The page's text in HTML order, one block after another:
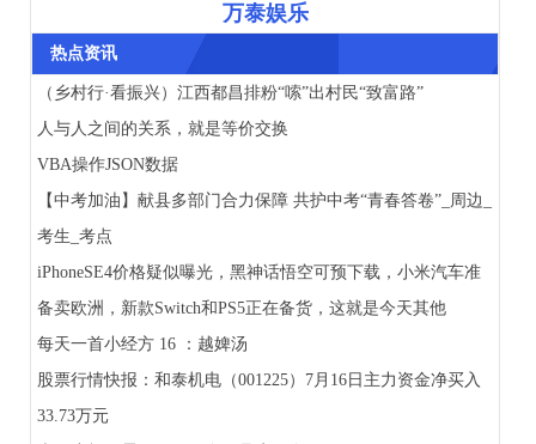
万泰娱乐
热点资讯
（乡村行·看振兴）江西都昌排粉“嗦”出村民“致富路”
人与人之间的关系，就是等价交换
VBA操作JSON数据
【中考加油】献县多部门合力保障 共护中考“青春答卷”_周边_
考生_考点
iPhoneSE4价格疑似曝光，黑神话悟空可预下载，小米汽车准
备卖欧洲，新款Switch和PS5正在备货，这就是今天其他
每天一首小经方 16 ：越婢汤
股票行情快报：和泰机电（001225）7月16日主力资金净买入
33.73万元